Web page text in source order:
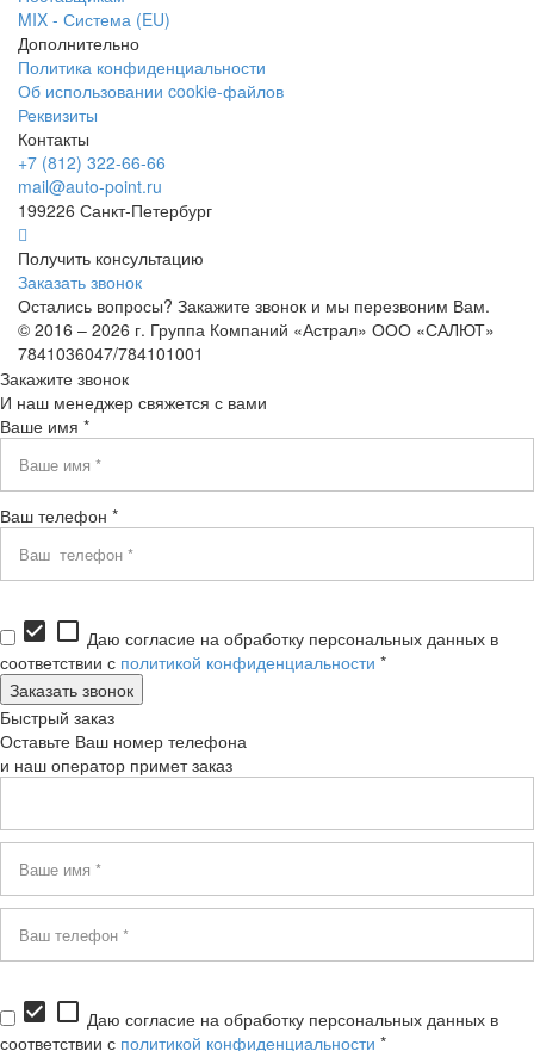
MIX - Система (EU)
Дополнительно
Политика конфиденциальности
Об использовании cookie-файлов
Реквизиты
Контакты
+7 (812) 322-66-66
mail@auto-point.ru
199226 Санкт-Петербург
Получить консультацию
Заказать звонок
Остались вопросы? Закажите звонок и мы перезвоним Вам.
© 2016 – 2026 г. Группа Компаний «Астрал» ООО «САЛЮТ»
7841036047/784101001
Закажите звонок
И наш менеджер свяжется с вами
Ваше имя *
Ваш телефон *
check_box check_box_outline_blank Даю согласие на обработку персональных данных в
соответствии с политикой конфиденциальности *
Быстрый заказ
Оставьте Ваш номер телефона
и наш оператор примет заказ
check_box check_box_outline_blank Даю согласие на обработку персональных данных в
соответствии с политикой конфиденциальности *